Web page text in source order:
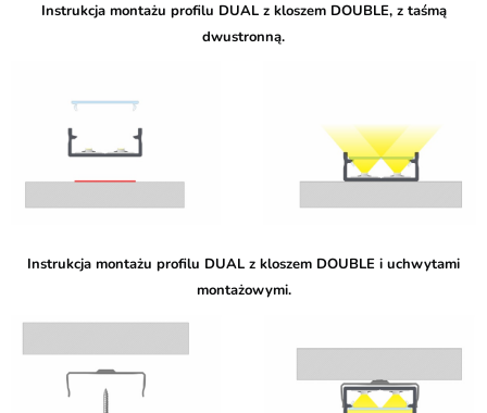
Instrukcja montażu profilu DUAL z kloszem DOUBLE, z taśmą
dwustronną.
Instrukcja montażu profilu DUAL z kloszem DOUBLE i uchwytami
montażowymi.